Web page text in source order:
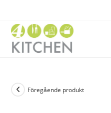
Föregående produkt